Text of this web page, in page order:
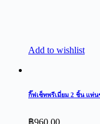
Add to wishlist
กิ๊ฟเซ็ทพรีเมี่ยม 2 ชิ้น แท่
฿960.00